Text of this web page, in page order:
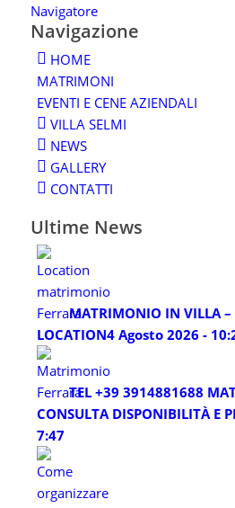
Navigatore
Navigazione
HOME
MATRIMONI
EVENTI E CENE AZIENDALI
VILLA SELMI
NEWS
GALLERY
CONTATTI
Ultime News
MATRIMONIO IN VILLA –
LOCATION4 Agosto 2026 -
TEL +39 3914881688
CONSULTA DISPONIBILITÀ E
7:47